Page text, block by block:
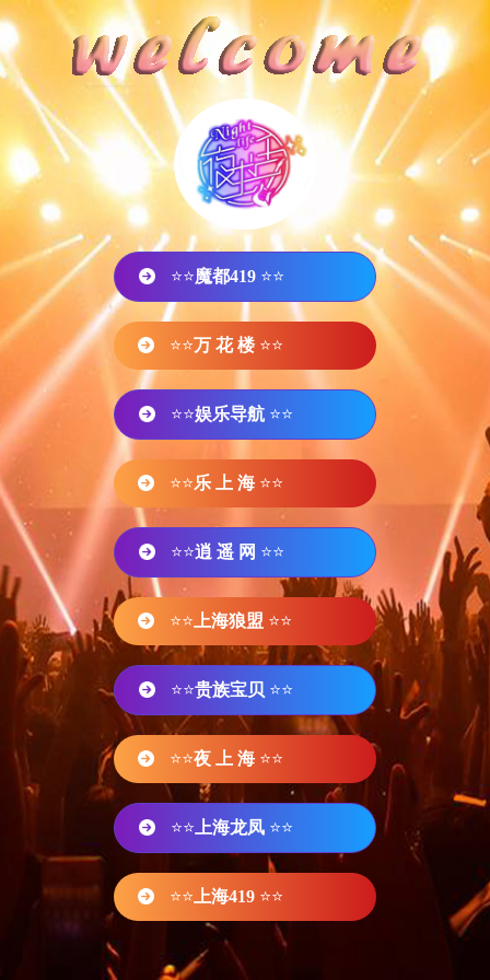
⭐⭐魔都419 ⭐⭐
⭐⭐万 花 楼 ⭐⭐
⭐⭐娱乐导航 ⭐⭐
⭐⭐乐 上 海 ⭐⭐
⭐⭐逍 遥 网 ⭐⭐
⭐⭐ 上海狼盟 ⭐⭐
⭐⭐贵族宝贝 ⭐⭐
⭐⭐夜 上 海 ⭐⭐
⭐⭐ 上海龙凤 ⭐⭐
⭐⭐ 上海419 ⭐⭐